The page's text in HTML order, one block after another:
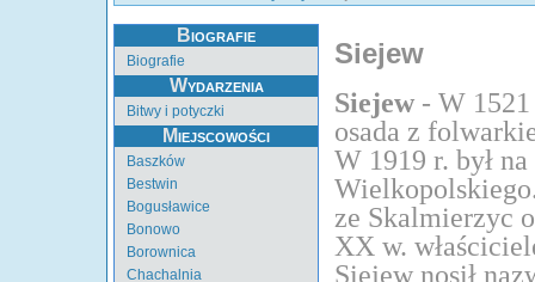
Biografie
Biografie
Wydarzenia
Bitwy i potyczki
Miejscowości
Baszków
Bestwin
Bogusławice
Bonowo
Borownica
Chachalnia
Siejew
Siejew - W 1521
osada z
W 1919 r. był
ze Skalmierzyc
XX w.
Siejew nosił